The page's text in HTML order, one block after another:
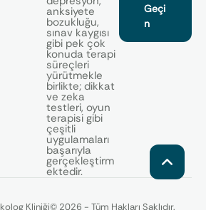
anksiyete
bozukluğu,
sınav kaygısı
gibi pek çok
konuda terapi
süreçleri
yürütmekle
birlikte; dikkat
ve zeka
testleri, oyun
terapisi gibi
çeşitli
uygulamaları
başarıyla
gerçekleştirm
ektedir.
Geçi
n
Kliniği© 2026 - Tüm Hakları Saklıdır.